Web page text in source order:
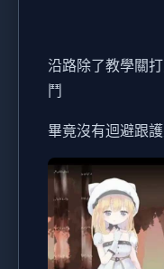
沿路除了教學關
鬥
畢竟沒有迴避跟